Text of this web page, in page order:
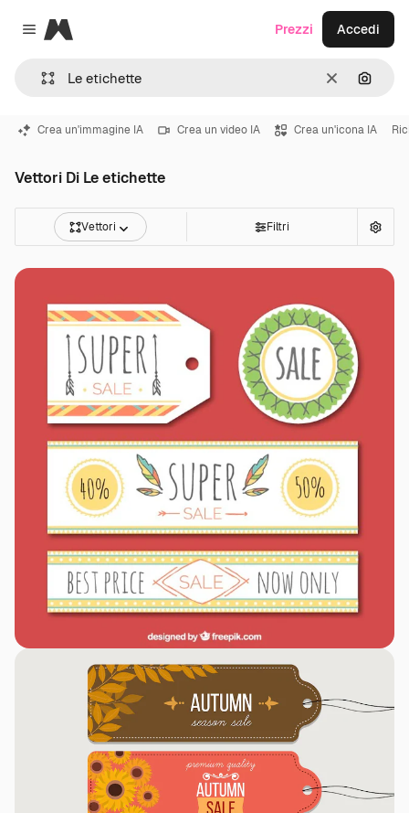
Close menu
Magnific
CancellaCerca
Prezzi Accedi
Crea un'immagine IA Crea un video IA Crea un'icona IA
Vettori Di Le etichette
Vettori Filtri